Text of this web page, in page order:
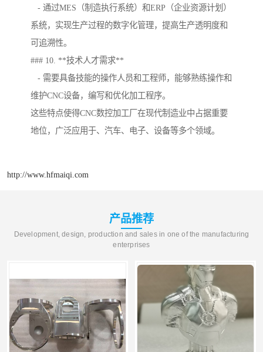
- 通过MES（制造执行系统）和ERP（企业资源计划）
系统，实现生产过程的数字化管理，提高生产透明度和
可追溯性。
### 10. **技术人才需求**
- 需要具备技能的操作人员和工程师，能够熟练操作和
维护CNC设备，编写和优化加工程序。
这些特点使得CNC数控加工厂在现代制造业中占据重要
地位，广泛应用于、汽车、电子、设备等多个领域。
http://www.hfmaiqi.com
产品推荐
Development, design, production and sales in one of the manufacturing
enterprises